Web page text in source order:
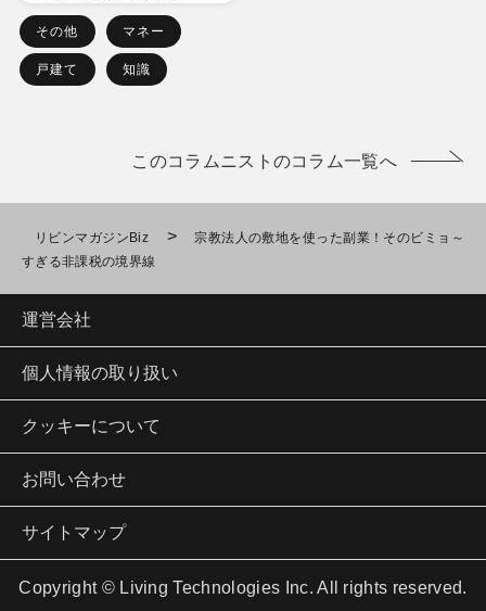
その他 マネー
戸建て 知識
このコラムニストのコラム一覧へ
リビンマガジンBiz >
宗教法人の敷地を使った副業！そのビミョ～
すぎる非課税の境界線
運営会社
個人情報の取り扱い
クッキーについて
お問い合わせ
サイトマップ
Copyright © Living Technologies Inc. All rights reserved.